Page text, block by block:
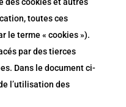
toutes ces
le terme « cookies »).
par des tierces
Dans le document ci-
l’utilisation des